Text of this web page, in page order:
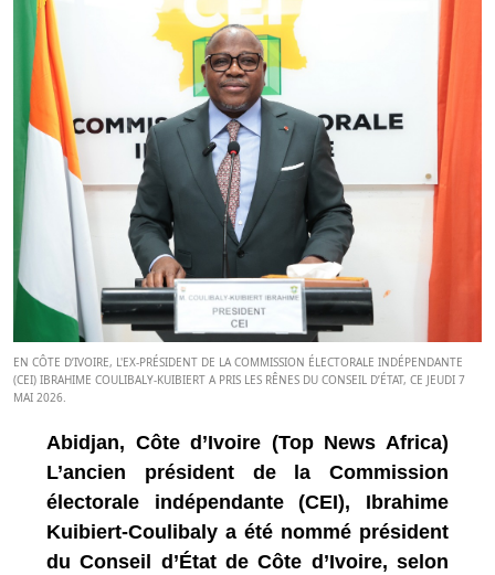
EN CÔTE D’IVOIRE, L'EX-PRÉSIDENT DE LA COMMISSION ÉLECTORALE INDÉPENDANTE
(CEI) IBRAHIME COULIBALY-KUIBIERT A PRIS LES RÊNES DU CONSEIL D’ÉTAT, CE JEUDI 7
MAI 2026.
Abidjan, Côte d’Ivoire (Top News Africa)
L’ancien président de la Commission
électorale indépendante (CEI), Ibrahime
Kuibiert-Coulibaly a été nommé président
du Conseil d’État de Côte d’Ivoire, selon